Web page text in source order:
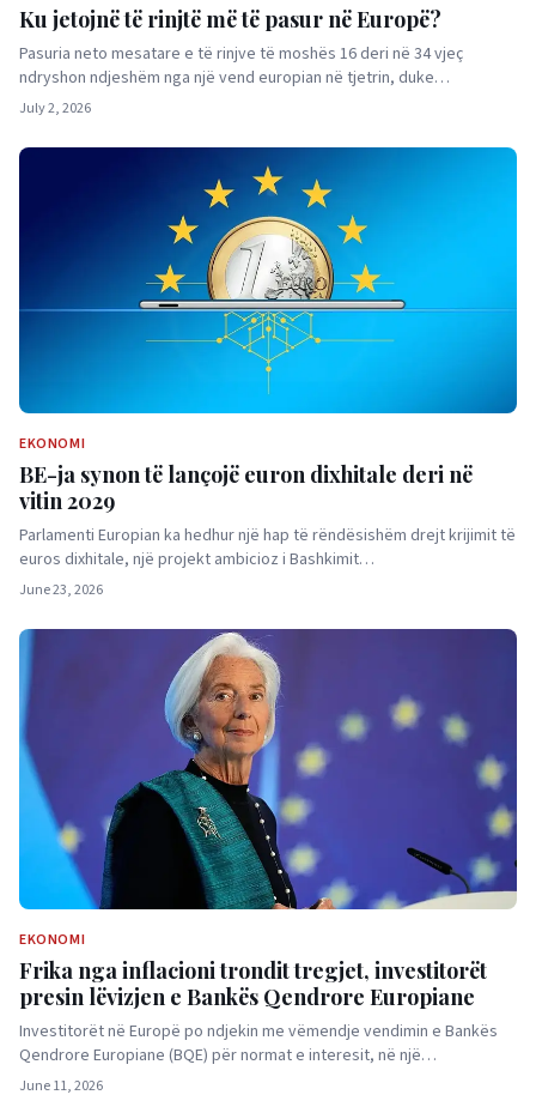
Ku jetojnë të rinjtë më të pasur në Europë?
Pasuria neto mesatare e të rinjve të moshës 16 deri në 34 vjeç
ndryshon ndjeshëm nga një vend europian në tjetrin, duke…
July 2, 2026
EKONOMI
BE-ja synon të lançojë euron dixhitale deri në
vitin 2029
Parlamenti Europian ka hedhur një hap të rëndësishëm drejt krijimit të
euros dixhitale, një projekt ambicioz i Bashkimit…
June 23, 2026
EKONOMI
Frika nga inflacioni trondit tregjet, investitorët
presin lëvizjen e Bankës Qendrore Europiane
Investitorët në Europë po ndjekin me vëmendje vendimin e Bankës
Qendrore Europiane (BQE) për normat e interesit, në një…
June 11, 2026